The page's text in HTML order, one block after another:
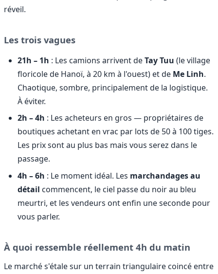
réveil.
Les trois vagues
21h – 1h : Les camions arrivent deTay Tuu (le village
floricole de Hanoï, à 20 km à l'ouest) et de Me Linh.
Chaotique, sombre, principalement de la logistique.
À éviter.
2h – 4h : Les acheteurs en gros — propriétaires de
boutiques achetant en vrac par lots de 50 à 100 tiges.
Les prix sont au plus bas mais vous serez dans le
passage.
4h – 6h : Le moment idéal. Les marchandages au
détail commencent, le ciel passe du noir au bleu
meurtri, et les vendeurs ont enfin une seconde pour
vous parler.
À quoi ressemble réellement 4h du matin
Le marché s'étale sur un terrain triangulaire coincé entre